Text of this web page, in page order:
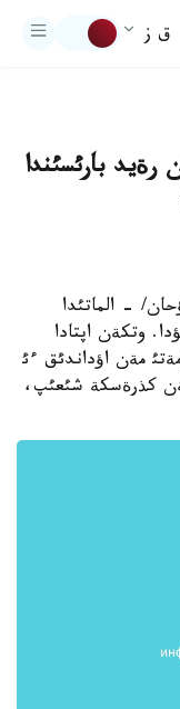
ق ز
رةيد بارئسئندا
- الماتئدا
وتكةن اپتادا
مةن اؤداندئق ءئ
كذرةسكة شئعئپ،